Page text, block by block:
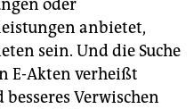
oder
anbietet,
sein. Und die Suche
E-Akten verheißt
Verwischen